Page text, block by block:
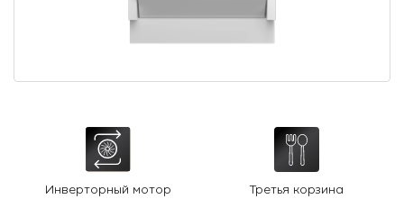
8 800 3333 887
Инверторный мотор Третья корзина